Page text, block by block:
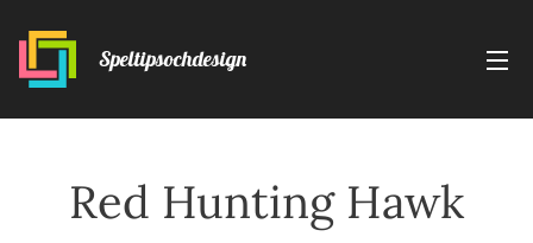
Speltipsochdesign
Red Hunting Hawk